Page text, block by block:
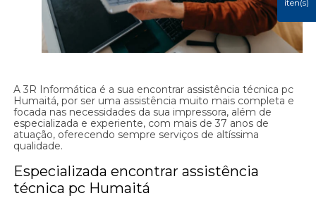
iten(s)
A 3R Informática é a sua encontrar assistência técnica pc
Humaitá, por ser uma assistência muito mais completa e
focada nas necessidades da sua impressora, além de
especializada e experiente, com mais de 37 anos de
atuação, oferecendo sempre serviços de altíssima
qualidade.
Especializada encontrar assistência
técnica pc Humaitá